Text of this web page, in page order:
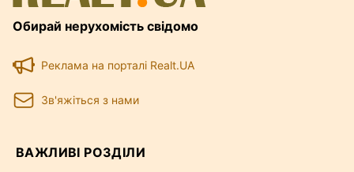
Обирай нерухомість свідомо
Реклама на порталі Realt.UA
Зв'яжіться з нами
ВАЖЛИВІ РОЗДІЛИ